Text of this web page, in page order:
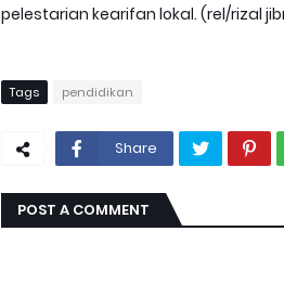
pelestarian kearifan lokal. (rel/rizal
Tags pendidikan
Share
POST A COMMENT